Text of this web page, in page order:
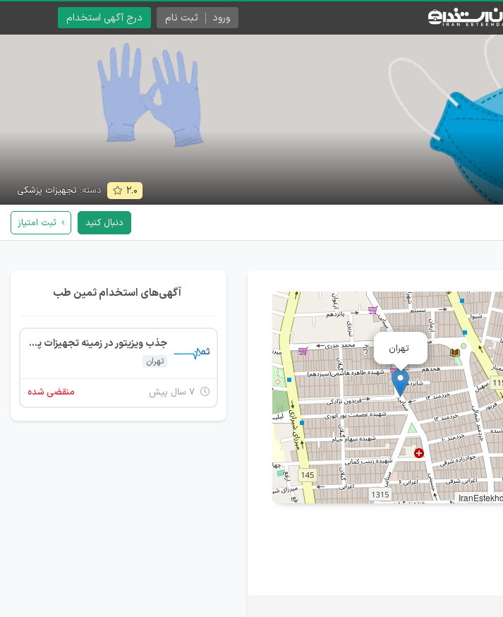
درج آگهی استخدام ورود ثبت نام
۲.۰ دسته: تجهیزات پزشکی
دنبال کنید ثبت امتیاز
تهران
آگهی‌های استخدام ثمین طب
جذب ویزیتور در زمینه تجهیزات پزشکی
تهران
منقضی شده